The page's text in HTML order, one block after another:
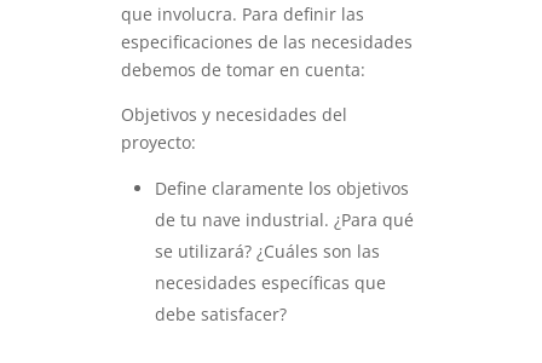
que involucra. Para definir las
especificaciones de las necesidades
debemos de tomar en cuenta:
Objetivos y necesidades del
proyecto:
Define claramente los objetivos
de tu nave industrial. ¿Para qué
se utilizará? ¿Cuáles son las
necesidades específicas que
debe satisfacer?